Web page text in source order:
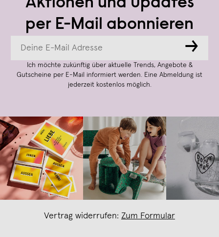
Aktionen und Updates
per E-Mail abonnieren
→
Ich möchte zukünftig über aktuelle Trends, Angebote &
Gutscheine per E-Mail informiert werden. Eine Abmeldung ist
jederzeit kostenlos möglich.
Vertrag widerrufen: Zum Formular